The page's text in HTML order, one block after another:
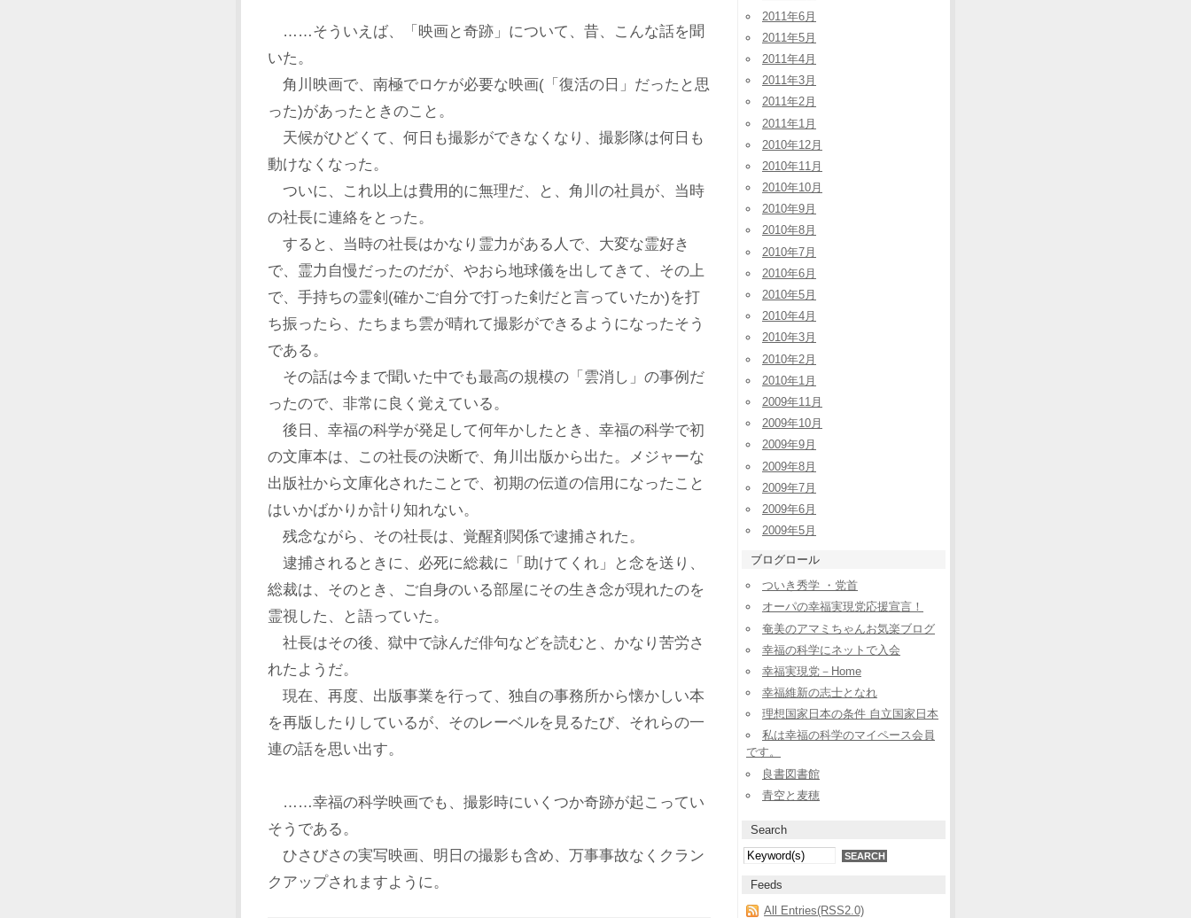
……そういえば、「映画と奇跡」について、昔、こんな話を聞
いた。
角川映画で、南極でロケが必要な映画(「復活の日」だったと思
った)があったときのこと。
天候がひどくて、何日も撮影ができなくなり、撮影隊は何日も
動けなくなった。
ついに、これ以上は費用的に無理だ、と、角川の社員が、当時
の社長に連絡をとった。
すると、当時の社長はかなり霊力がある人で、大変な霊好き
で、霊力自慢だったのだが、やおら地球儀を出してきて、その上
で、手持ちの霊剣(確かご自分で打った剣だと言っていたか)を打
ち振ったら、たちまち雲が晴れて撮影ができるようになったそう
である。
その話は今まで聞いた中でも最高の規模の「雲消し」の事例だ
ったので、非常に良く覚えている。
後日、幸福の科学が発足して何年かしたとき、幸福の科学で初
の文庫本は、この社長の決断で、角川出版から出た。メジャーな
出版社から文庫化されたことで、初期の伝道の信用になったこと
はいかばかりか計り知れない。
残念ながら、その社長は、覚醒剤関係で逮捕された。
逮捕されるときに、必死に総裁に「助けてくれ」と念を送り、
総裁は、そのとき、ご自身のいる部屋にその生き念が現れたのを
霊視した、と語っていた。
社長はその後、獄中で詠んだ俳句などを読むと、かなり苦労さ
れたようだ。
現在、再度、出版事業を行って、独自の事務所から懐かしい本
を再版したりしているが、そのレーベルを見るたび、それらの一
連の話を思い出す。
……幸福の科学映画でも、撮影時にいくつか奇跡が起こってい
そうである。
ひさびさの実写映画、明日の撮影も含め、万事事故なくクラン
クアップされますように。
2011年6月
2011年5月
2011年4月
2011年3月
2011年2月
2011年1月
2010年12月
2010年11月
2010年10月
2010年9月
2010年8月
2010年7月
2010年6月
2010年5月
2010年4月
2010年3月
2010年2月
2010年1月
2009年11月
2009年10月
2009年9月
2009年8月
2009年7月
2009年6月
2009年5月
ブログロール
ついき秀学 ・党首
オーパの幸福実現党応援宣言！
奄美のアマミちゃんお気楽ブログ
幸福の科学にネットで入会
幸福実現党－Home
幸福維新の志士となれ
理想国家日本の条件 自立国家日本
私は幸福の科学のマイペース会員
です。
良書図書館
青空と麦穂
Search
Feeds
All Entries(RSS2.0)